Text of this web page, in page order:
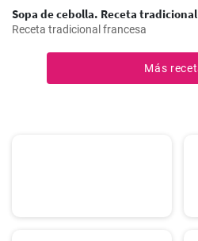
Sopa de cebolla. Receta
Receta tradicional francesa
Más